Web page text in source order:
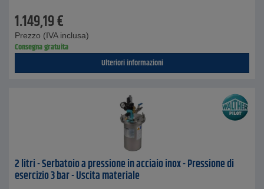
1.149,19€
Prezzo (IVA inclusa)
Consegna gratuita
Ulteriori informazioni
2 litri - Serbatoio a pressione in acciaio inox - Pressione di
esercizio 3 bar - Uscita materiale